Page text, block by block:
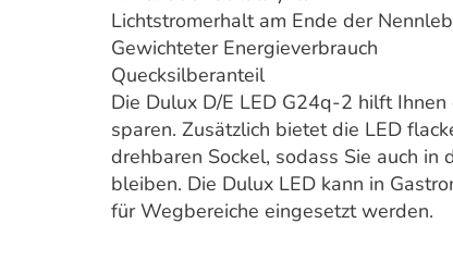
Lichtstromerhalt am Ende der
Gewichteter Energieverbrauch
Quecksilberanteil
Die Dulux D/E LED G24q-2 hilft
sparen. Zusätzlich bietet die LED
drehbaren Sockel, sodass Sie auch
bleiben. Die Dulux LED kann in
für Wegbereiche eingesetzt werden.